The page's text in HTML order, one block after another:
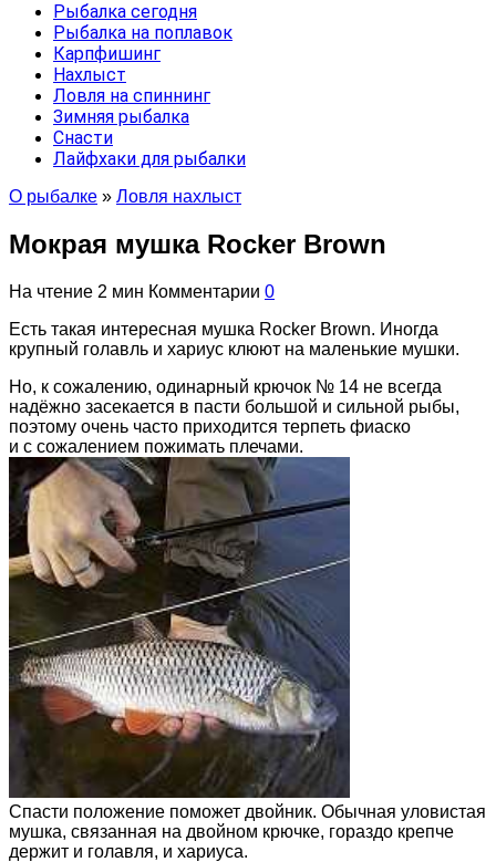
Рыбалка сегодня
Рыбалка на поплавок
Карпфишинг
Нахлыст
Ловля на спиннинг
Зимняя рыбалка
Снасти
Лайфхаки для рыбалки
О рыбалке » Ловля нахлыст
Мокрая мушка Rocker Brown
На чтение 2 мин Комментарии 0
Есть такая интересная мушка Rocker Brown. Иногда
крупный голавль и хариус клюют на маленькие мушки.
Но, к сожалению, одинарный крючок № 14 не всегда
надёжно засекается в пасти большой и сильной рыбы,
поэтому очень часто приходится терпеть фиаско
и с сожалением пожимать плечами.
Спасти положение поможет двойник. Обычная уловистая
мушка, связанная на двойном крючке, гораздо крепче
держит и голавля, и хариуса.